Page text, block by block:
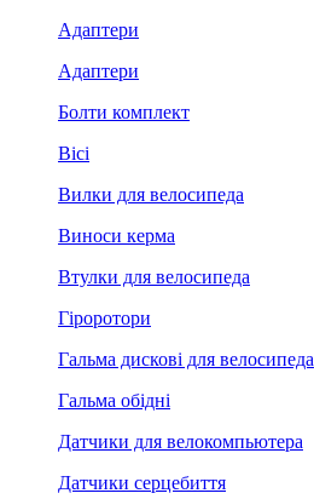
Адаптери
Адаптери
Болти комплект
Вісі
Вилки для велосипеда
Виноси керма
Втулки для велосипеда
Гіроротори
Гальма дискові для велосипеда
Гальма обідні
Датчики для велокомпьютера
Датчики серцебиття